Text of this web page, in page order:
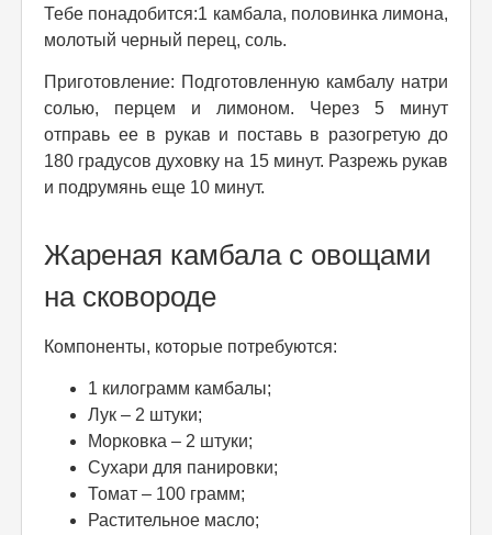
Тебе понадобится:1 камбала, половинка лимона,
молотый черный перец, соль.
Приготовление: Подготовленную камбалу натри
солью, перцем и лимоном. Через 5 минут
отправь ее в рукав и поставь в разогретую до
180 градусов духовку на 15 минут. Разрежь рукав
и подрумянь еще 10 минут.
Жареная камбала с овощами
на сковороде
Компоненты, которые потребуются:
1 килограмм камбалы;
Лук – 2 штуки;
Морковка – 2 штуки;
Сухари для панировки;
Томат – 100 грамм;
Растительное масло;